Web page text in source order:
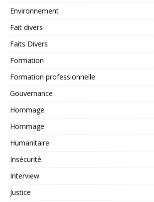
Environnement
Fait divers
Faits Divers
Formation
Formation professionnelle
Gouvernance
Hommage
Hommage
Humanitaire
Insécurité
Interview
Justice